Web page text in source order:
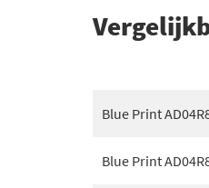
Blue Print
Blue Print